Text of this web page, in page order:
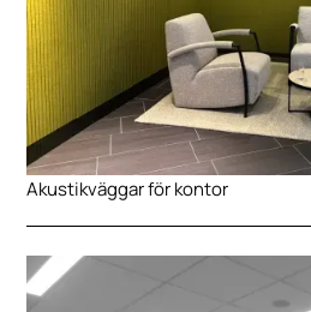
Akustikväggar för kontor